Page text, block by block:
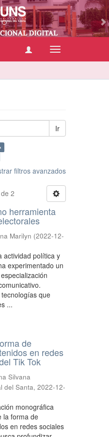
Cambiar
navegación
Ir
filtros avanzados
2
herramienta
Marilyn (2022-12-
actividad política y
experimentado un
que
...
de
en redes
Tik Tok
Silvana
del Santa, 2022-12-
monográfica
la forma de
en redes sociales